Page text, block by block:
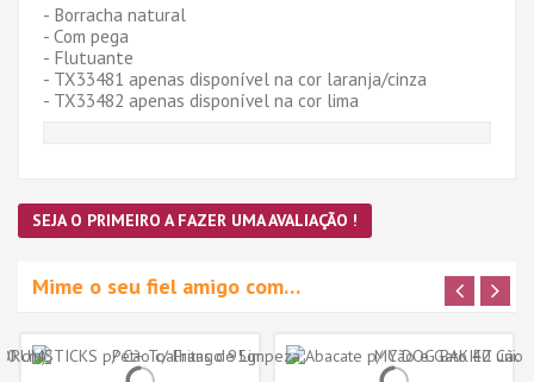
- Borracha natural
- Com pega
- Flutuante
- TX33481 apenas disponível na cor laranja/cinza
- TX33482 apenas disponível na cor lima
SEJA O PRIMEIRO A FAZER UMA AVALIAÇÃO !
Mime o seu fiel amigo com…